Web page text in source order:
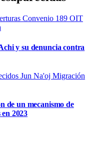
Convenio 189 OIT
y su denuncia contra
Jun Na'oj Migración
de un mecanismo de
2023